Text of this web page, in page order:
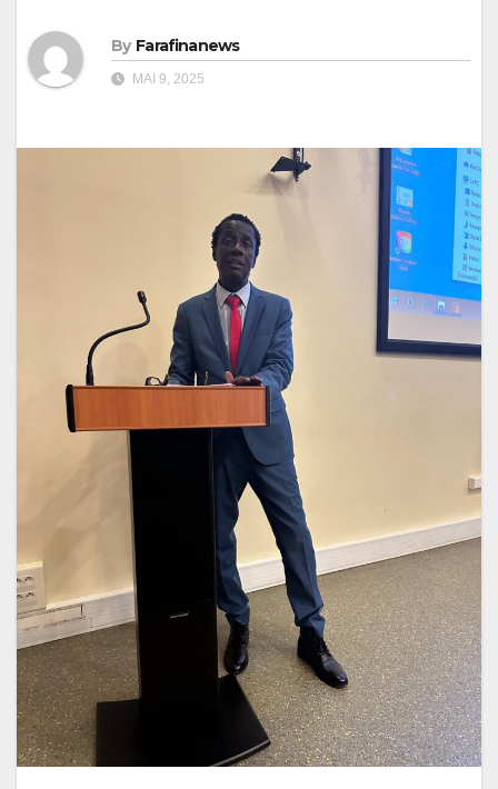
By Farafinanews
MAI 9, 2025